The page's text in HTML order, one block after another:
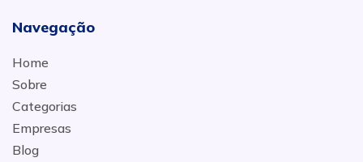
Navegação
Home
Sobre
Categorias
Empresas
Blog